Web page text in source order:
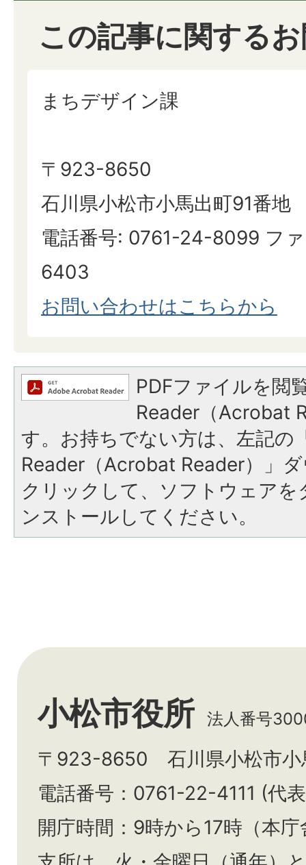
この記事に関する
まちデザイン課
〒923-8650
石川県小松市小馬出町91番地
電話番号: 0761-24-8099 フ
6403
お問い合わせはこちらから
PDFファイルを閲
Reader（Acrobat
す。お持ちでない方は、左記の
Reader（Acrobat Reader）」
クリックして、ソフトウェア
ンストールしてください。
小松市役所 法人番号
〒923-8650 石川県小松市小
電話番号：0761-22-4111 (代
開庁時間：9時から17時（本